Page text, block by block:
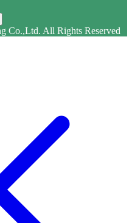
Co.,Ltd. All Rights Reserved